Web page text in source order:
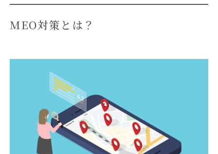
MEO対策とは？